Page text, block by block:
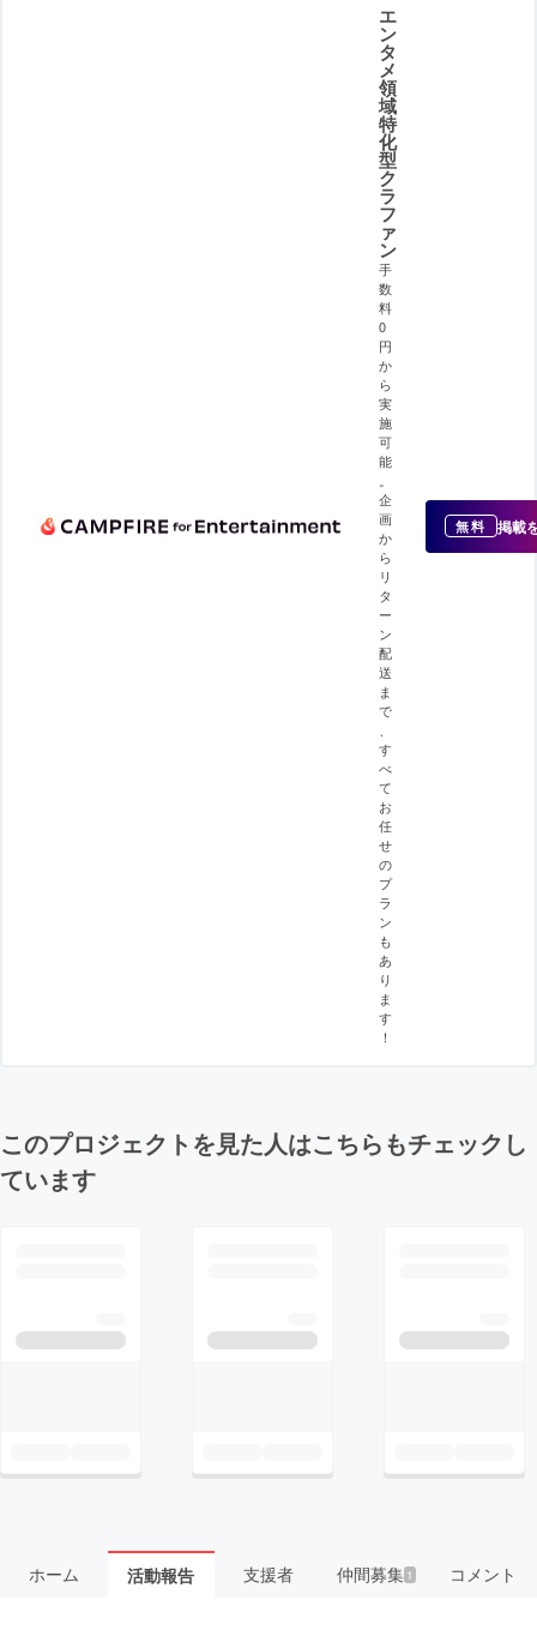
エ
ン
タ
メ
領
域
特
化
型
ク
ラ
フ
ァ
ン
手
数
料
0
円
か
ら
実
施
可
能
企
画
か
ら
リ
タ
ー
ン
配
送
ま
で
す
べ
て
お
任
せ
の
プ
ラ
ン
も
あ
り
ま
す
！
無料 掲載
このプロジェクトを見た人はこちらもチェックし
ています
ホーム 活動報告 支援者 仲間募集 1 コメント